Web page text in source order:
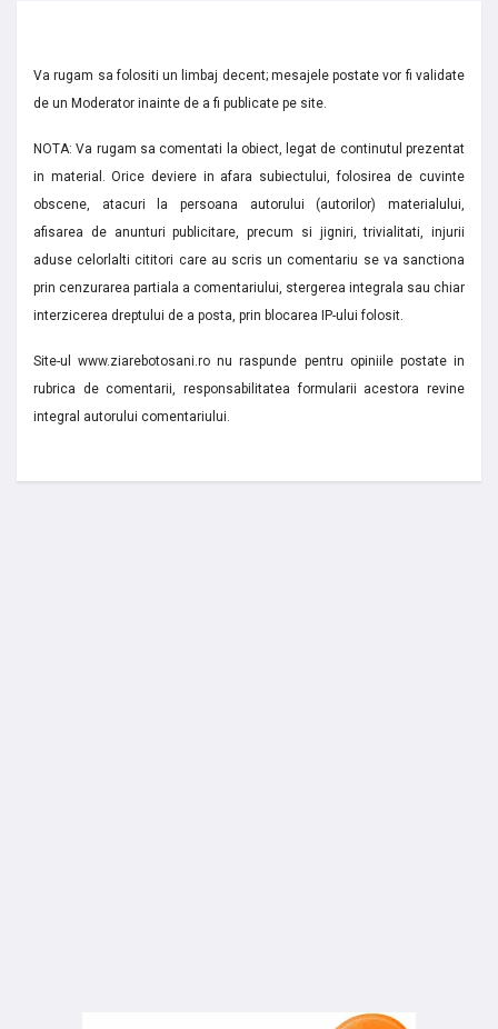
Va rugam sa folositi un limbaj decent; mesajele postate vor fi validate
de un Moderator inainte de a fi publicate pe site.
NOTA: Va rugam sa comentati la obiect, legat de continutul prezentat
in material. Orice deviere in afara subiectului, folosirea de cuvinte
obscene, atacuri la persoana autorului (autorilor) materialului,
afisarea de anunturi publicitare, precum si jigniri, trivialitati, injurii
aduse celorlalti cititori care au scris un comentariu se va sanctiona
prin cenzurarea partiala a comentariului, stergerea integrala sau chiar
interzicerea dreptului de a posta, prin blocarea IP-ului folosit.
Site-ul www.ziarebotosani.ro nu raspunde pentru opiniile postate in
rubrica de comentarii, responsabilitatea formularii acestora revine
integral autorului comentariului.